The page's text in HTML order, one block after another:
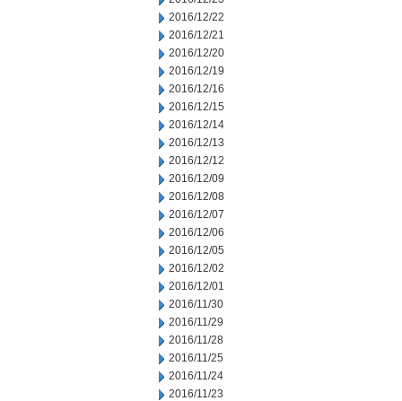
2016/12/22
2016/12/21
2016/12/20
2016/12/19
2016/12/16
2016/12/15
2016/12/14
2016/12/13
2016/12/12
2016/12/09
2016/12/08
2016/12/07
2016/12/06
2016/12/05
2016/12/02
2016/12/01
2016/11/30
2016/11/29
2016/11/28
2016/11/25
2016/11/24
2016/11/23